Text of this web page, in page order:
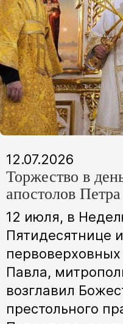
12.07.2026
Торжество в
апостолов
12 июля, в
Пятидесятнице
Павла,
возглавил
престольного